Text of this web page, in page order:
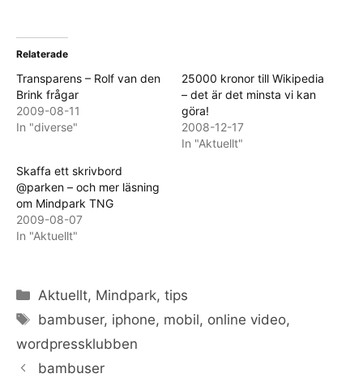
Relaterade
Transparens – Rolf van den
Brink frågar
2009-08-11
In "diverse"
25000 kronor till Wikipedia
– det är det minsta vi kan
göra!
2008-12-17
In "Aktuellt"
Skaffa ett skrivbord
@parken – och mer läsning
om Mindpark TNG
2009-08-07
In "Aktuellt"
Categories
Aktuellt, Mindpark,tips
Tags
bambuser, iphone, mobil, online video,
wordpressklubben
bambuser